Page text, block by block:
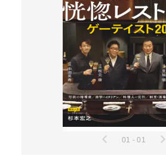
01 - 01